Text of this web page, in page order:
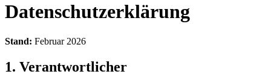
Datenschutzerklärung
Stand: Februar 2026
1. Verantwortlicher